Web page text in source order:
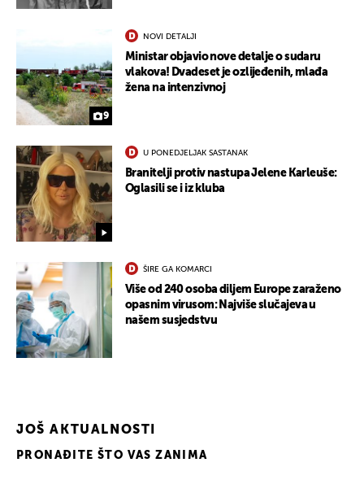
9
NOVI DETALJI
Ministar objavio nove detalje o sudaru
vlakova! Dvadeset je ozlijeđenih, mlađa
žena na intenzivnoj
U PONEDJELJAK SASTANAK
Branitelji protiv nastupa Jelene Karleuše:
Oglasili se i iz kluba
ŠIRE GA KOMARCI
Više od 240 osoba diljem Europe zaraženo
opasnim virusom: Najviše slučajeva u
našem susjedstvu
JOŠ AKTUALNOSTI
PRONAĐITE ŠTO VAS ZANIMA
UKLJUČITE NOTIFIKACIJE